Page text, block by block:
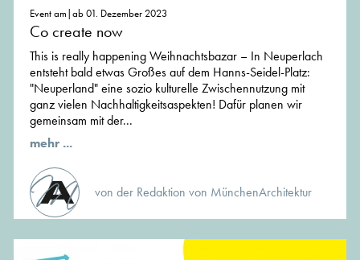
Event am|ab 01. Dezember 2023
Co create now
This is really happening Weihnachtsbazar – In Neuperlach
entsteht bald etwas Großes auf dem Hanns-Seidel-Platz:
"Neuperland" eine sozio kulturelle Zwischennutzung mit
ganz vielen Nachhaltigkeitsaspekten! Dafür planen wir
gemeinsam mit der...
mehr ...
von der Redaktion von MünchenArchitektur